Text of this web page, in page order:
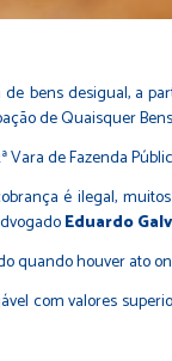
bens desigual, a
de Quaisquer
de Fazenda
é ilegal,
Eduardo
quando houver ato
com valores